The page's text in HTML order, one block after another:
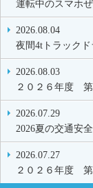
運転中のスマホ
2026.08.04
夜間4tトラック
2026.08.03
２０２６年度
2026.07.29
2026夏の交通安
2026.07.27
２０２６年度